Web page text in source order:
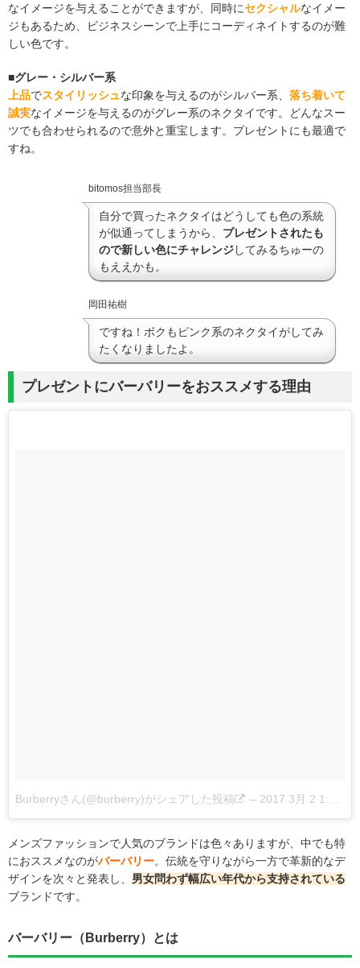
なイメージを与えることができますが、同時にセクシャルなイメー
ジもあるため、ビジネスシーンで上手にコーディネイトするのが難
しい色です。
■グレー・シルバー系
上品でスタイリッシュな印象を与えるのがシルバー系、 落ち着いて
誠実なイメージを与えるのがグレー系のネクタイです。どんなスー
ツでも合わせられるので意外と重宝します。プレゼントにも最適で
すね。
bitomos担当部長
自分で買ったネクタイはどうしても色の系統
が似通ってしまうから、 プレゼントされたも
ので新しい色にチャレンジしてみるちゅーの
もええかも。
岡田祐樹
ですね！ボクもピンク系のネクタイがしてみ
たくなりましたよ。
プレゼントにバーバリーをおススメする理由
Burberryさん(@burberry)がシェアした投稿 – 2017 3月 2 1:34午前 PST
メンズファッションで人気のブランドは色々ありますが、中でも特
におススメなのがバーバリー。伝統を守りながら一方で革新的なデ
ザインを次々と発表し、 男女問わず幅広い年代から支持されている
ブランドです。
バーバリー（Burberry）とは